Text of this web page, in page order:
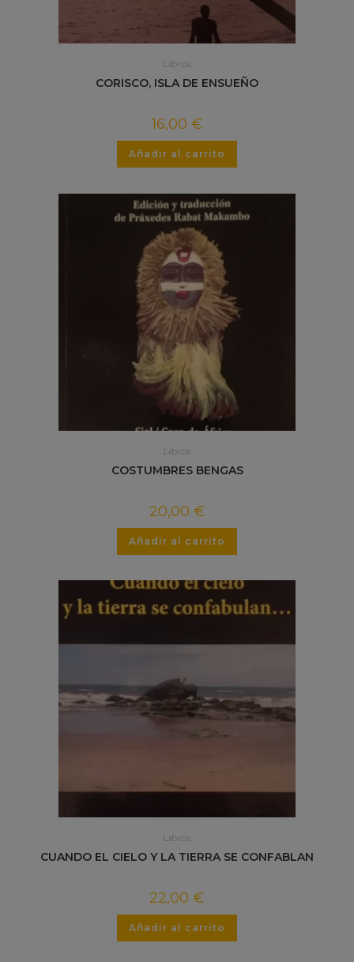
Libros
CORISCO, ISLA DE ENSUEÑO
16,00 €
Añadir al carrito
Libros
COSTUMBRES BENGAS
20,00 €
Añadir al carrito
Libros
CUANDO EL CIELO Y LA TIERRA SE CONFABLAN
22,00 €
Añadir al carrito